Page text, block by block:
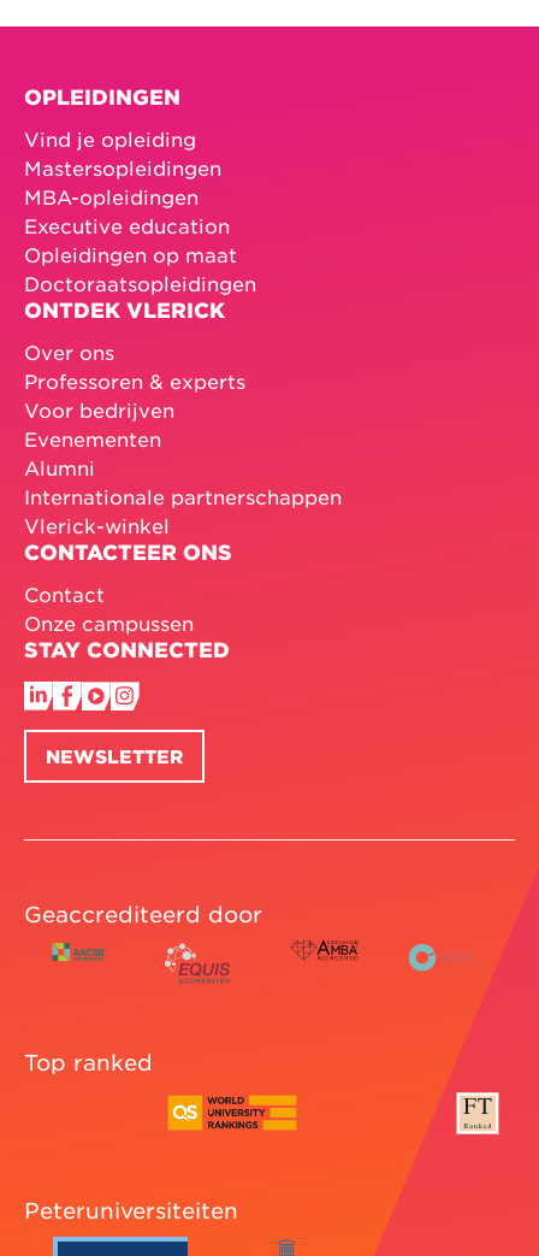
OPLEIDINGEN
Vind je opleiding
Mastersopleidingen
MBA-opleidingen
Executive education
Opleidingen op maat
Doctoraatsopleidingen
ONTDEK VLERICK
Over ons
Professoren & experts
Voor bedrijven
Evenementen
Alumni
Internationale partnerschappen
Vlerick-winkel
CONTACTEER ONS
Contact
Onze campussen
STAY CONNECTED
NEWSLETTER
Geaccrediteerd door
Top ranked
Peteruniversiteiten